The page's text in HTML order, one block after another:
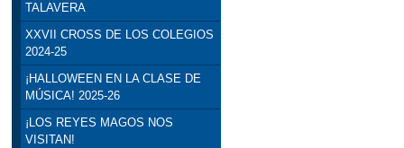
TALAVERA
XXVII CROSS DE LOS COLEGIOS
2024-25
¡HALLOWEEN EN LA CLASE DE
MÚSICA! 2025-26
¡LOS REYES MAGOS NOS
VISITAN!